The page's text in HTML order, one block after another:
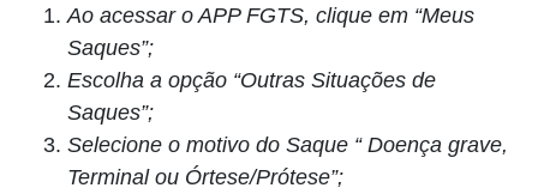
Ao acessar o APP FGTS, clique em “Meus
Saques”;
Escolha a opção “Outras Situações de
Saques”;
Selecione o motivo do Saque “ Doença grave,
Terminal ou Órtese/Prótese”;